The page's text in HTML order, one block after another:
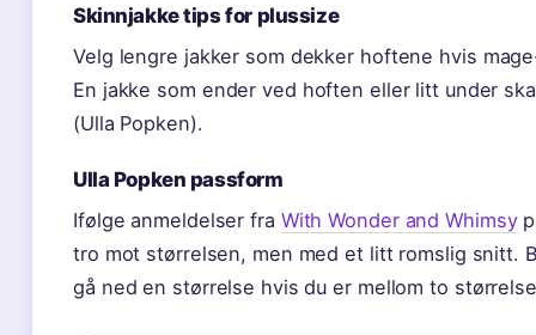
Skinnjakke tips for plussize
Velg lengre jakker som dekker hoftene hvis
En jakke som ender ved hoften eller litt under
(Ulla Popken).
Ulla Popken passform
Ifølge anmeldelser fra With Wonder and Whimsy
tro mot størrelsen, men med et litt romslig snitt.
gå ned en størrelse hvis du er mellom to